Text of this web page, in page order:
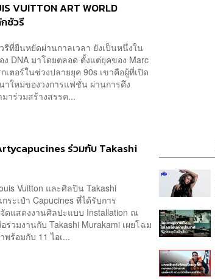
VUITTON ART WORLD
ชัวรี
รีที่ยืนหยัดผ่านกาลเวลา ยังเป็นหนึ่งใน
DNA มาโดยตลอด ตั้งแต่ยุคของ Marc
เตอร์ในช่วงปลายยุค 90s เขาคือผู้ที่เปิด
าใหม่ของวงการแฟชั่น ผ่านการดึง
าร่วมสร้างสรรค...
ร่วมกับ Takashi
Vuitton และศิลปิน Takashi
ระเป๋า Capucines ที่ได้รับการ
ดแสดงงานศิลปะแบบ Installation ณ
วมงานกับ Takashi Murakami เผยโฉม
ร้อมกับ 11 ไอเ...